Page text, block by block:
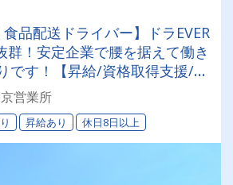
品配送ドライバー】ドラEVER
群！安定企業で腰を据えて働き
です！【昇給/資格取得支援/普
勤務日数や時間など生活スタイ
ます★
営業所
昇給あり 休日8日以上